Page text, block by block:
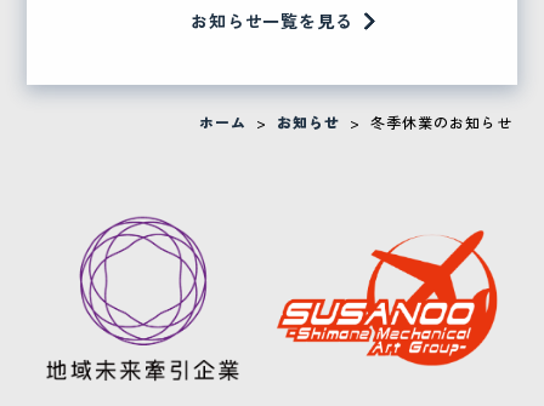
お知らせ一覧を見る
ホーム > お知らせ > 冬季休業のお知らせ